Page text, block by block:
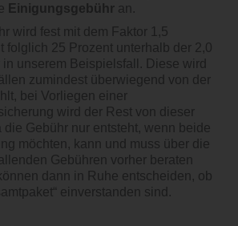
Einigungsgebühr an.
wird fest mit dem Faktor 1,5
folglich 25 Prozent unterhalb der 2,0
unserem Beispielsfall. Diese wird
zumindest überwiegend von der
bei Vorliegen einer
wird der Rest von dieser
die Gebühr nur entsteht, wenn beide
möchten, kann und muss über die
Gebühren vorher beraten
dann in Ruhe entscheiden, ob
einverstanden sind.